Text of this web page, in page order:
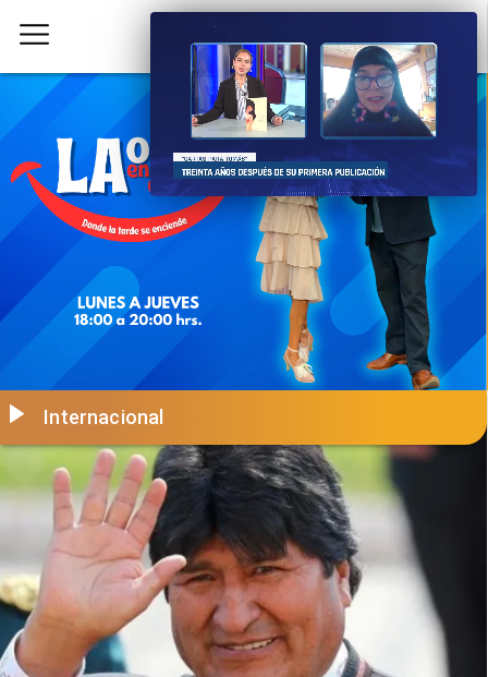
Internacional